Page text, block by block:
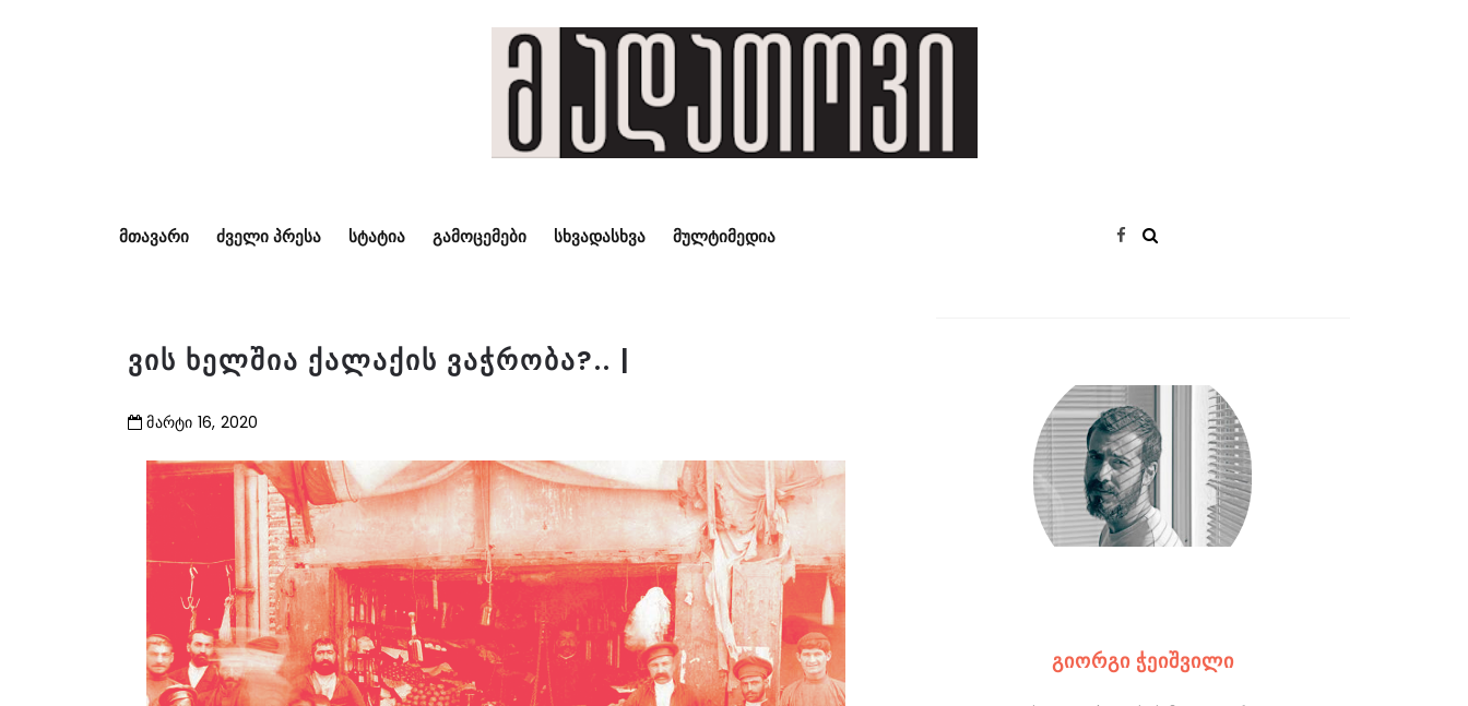
ᲛᲗᲐᲕᲐᲠᲘ ᲫᲕᲔᲚᲘ ᲞᲠᲔᲡᲐ ᲡᲢᲐᲢᲘᲐ ᲒᲐᲛᲝᲪᲔᲛᲔᲑᲘ ᲡᲮᲕᲐᲓᲐᲡᲮᲕᲐ ᲛᲣᲚᲢᲘᲛᲔᲓᲘᲐ
ვის ხელშია ქალაქის ვაჭრობა?.. |
მარტი 16, 2020
ᲒᲘᲝᲠᲒᲘ ᲭᲔᲘᲨᲕᲘᲚᲘ